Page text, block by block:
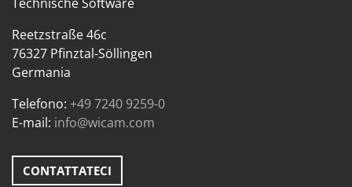
Reetzstraße 46c
76327 Pfinztal-Söllingen
Germania
Telefono: +49 7240 9259-0
E-mail: info@wicam.com
CONTATTATECI